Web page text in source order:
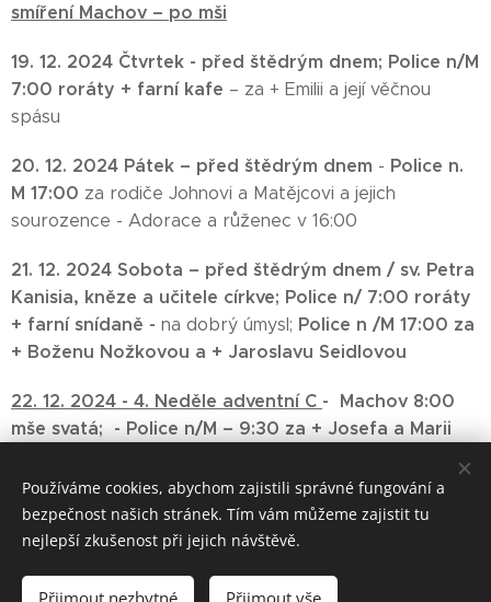
smíření Machov – po mši
19. 12. 2024 Čtvrtek - před štědrým dnem; Police n/M
7:00 roráty + farní kafe – za + Emilii a její věčnou
spásu
20. 12. 2024 Pátek – před štědrým dnem - Police n.
M 17:00 za rodiče Johnovi a Matějcovi a jejich
sourozence - Adorace a růženec v 16:00
21. 12. 2024 Sobota – před štědrým dnem / sv. Petra
Kanisia, kněze a učitele církve; Police n/ 7:00 roráty
+ farní snídaně - na dobrý úmysl; Police n /M 17:00 za
+ Boženu Nožkovou a + Jaroslavu Seidlovou
22. 12. 2024 - 4. Neděle adventní C - Machov 8:00
mše svatá; - Police n/M – 9:30 za + Josefa a Marii
svatá;Police - Svátost smíření 15:30-17:00;
Používáme cookies, abychom zajistili správné fungování a
bezpečnost našich stránek. Tím vám můžeme zajistit tu
nejlepší zkušenost při jejich návštěvě.
Přijmout nezbytné Přijmout vše